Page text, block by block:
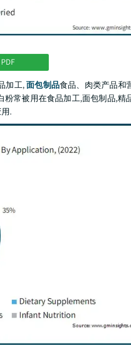
加工,面包制品食品、肉类产品和
常被用在食品加工,面包制品,精
.